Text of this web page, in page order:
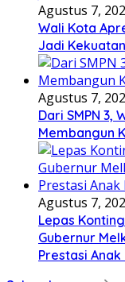
Agustus 7,
Wali Kota
Jadi
Agustus 7,
Dari SMPN 3,
Membangun
Agustus 7,
Lepas
Gubernur
Prestasi Anak